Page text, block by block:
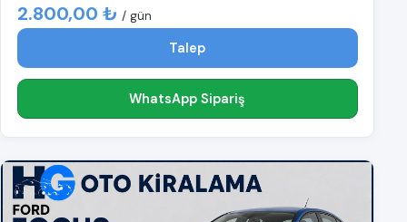
2.800,00 ₺ / gün
Talep
WhatsApp Sipariş